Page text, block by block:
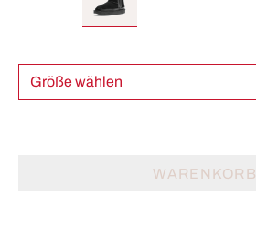
Größe wählen
WARENKORB